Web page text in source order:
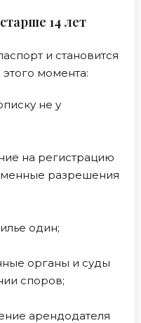
14 лет
и становится
момента:
не у
на регистрацию
разрешения
один;
органы и суды
споров;
арендодателя